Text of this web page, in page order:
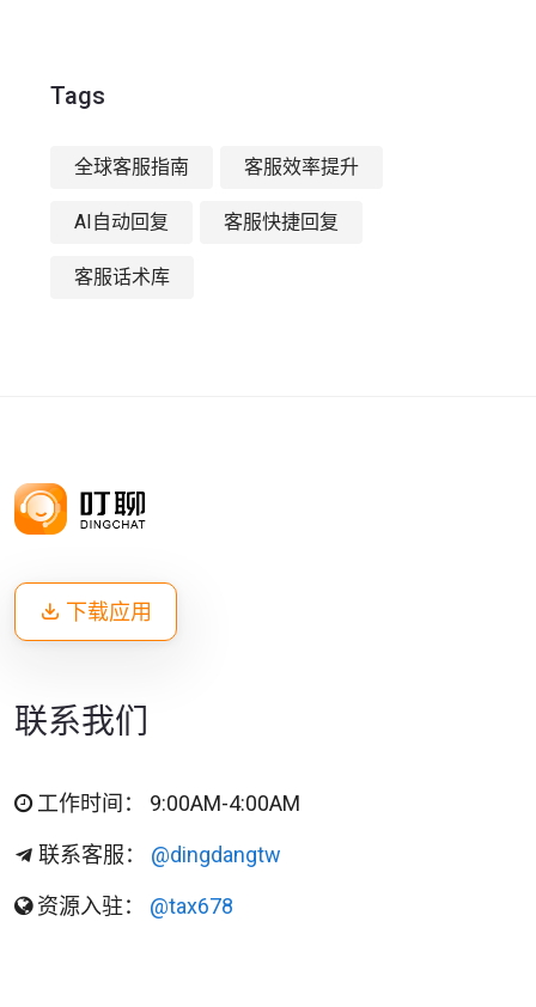
Tags
全球客服指南 客服效率提升
AI自动回复 客服快捷回复
客服话术库
下载应用
联系我们
工作时间： 9:00AM-4:00AM
联系客服： @dingdangtw
资源入驻： @tax678